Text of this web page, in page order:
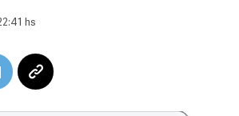
hs